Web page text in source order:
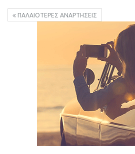
ΠΑΛΑΙΌΤΕΡΕΣ ΑΝΑΡΤΉΣΕΙΣ